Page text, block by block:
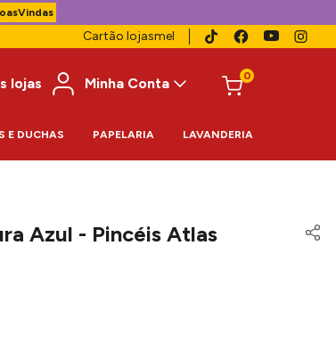
Cartão lojasmel
lojas
Minha Conta 0
E DUCHAS PAPELARIA LAVANDERIA
Azul - Pincéis Atlas